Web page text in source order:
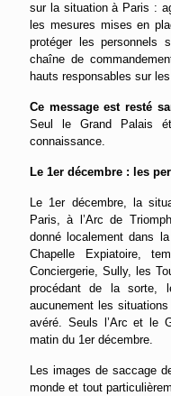
sur la situation à Paris :
les mesures mises en
protéger les personnels
chaîne de
hauts responsables sur
Ce message est resté
Seul le Grand Palais
connaissance.
Le 1er décembre : les
Le 1er décembre, la
Paris, à l’Arc de
donné localement dans
Chapelle Expiatoire,
Conciergerie, Sully, les
procédant de la sorte,
aucunement les
avéré. Seuls l’Arc et le
matin du 1er décembre.
Les images de saccage
monde et tout